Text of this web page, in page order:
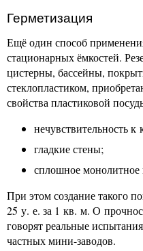
Герметизация
Ещё один способ
стационарных ёмкостей.
цистерны, бассейны,
стеклопластиком,
свойства пластиковой
нечувствительность к
гладкие стены;
сплошное монолитное
При этом создание такого
25 у. е. за 1 кв. м. О
говорят реальные
частных мини-заводов.